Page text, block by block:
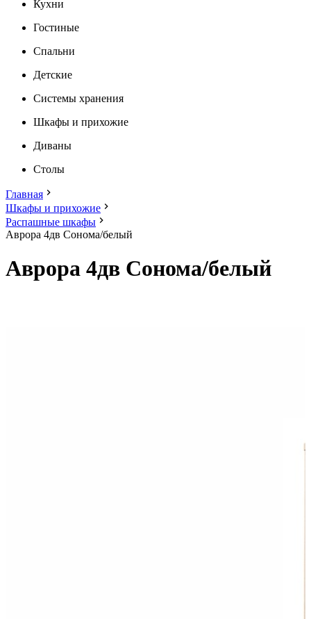
Кухни
Гостиные
Спальни
Детские
Системы хранения
Шкафы и прихожие
Диваны
Столы
Главная
Шкафы и прихожие
Распашные шкафы
Аврора 4дв Сонома/белый
Аврора 4дв Сонома/белый